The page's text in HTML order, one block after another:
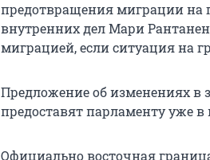
предотвращения миграции на
внутренних дел Мари
миграцией, если ситуация на
Предложение об изменениях в
предоставят парламенту уже в
Официально восточная